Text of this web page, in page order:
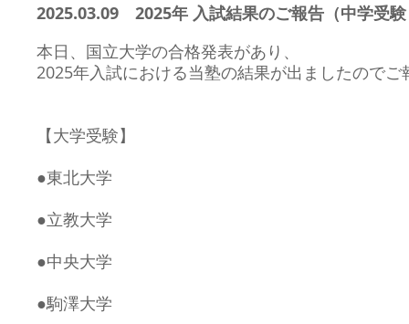
2025.03.09 2025年 入試結果のご報告（中学受
本日、国立大学の合格発表があり、
2025年入試における当塾の結果が出ましたのでご
【大学受験】
●東北大学
●立教大学
●中央大学
●駒澤大学